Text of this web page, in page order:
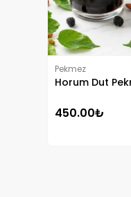
Pekmez
Horum Dut
450.00₺